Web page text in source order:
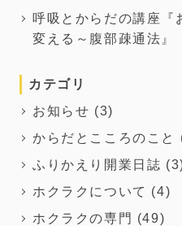
呼吸とからだの講座『
変える～腹部疎通法』
カテゴリ
お知らせ (3)
からだとこころのこと
ふりかえり開業日誌
ホクラクについて (4)
ホクラクの専門 (49)